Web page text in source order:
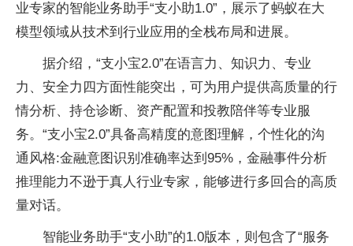
业专家的智能业务助手“支小助1.0”，展示了蚂蚁在大
模型领域从技术到行业应用的全栈布局和进展。
据介绍，“支小宝2.0”在语言力、知识力、专业
力、安全力四方面性能突出，可为用户提供高质量的行
情分析、持仓诊断、资产配置和投教陪伴等专业服
务。“支小宝2.0”具备高精度的意图理解，个性化的沟
通风格:金融意图识别准确率达到95%，金融事件分析
推理能力不逊于真人行业专家，能够进行多回合的高质
量对话。
智能业务助手“支小助”的1.0版本，则包含了“服务